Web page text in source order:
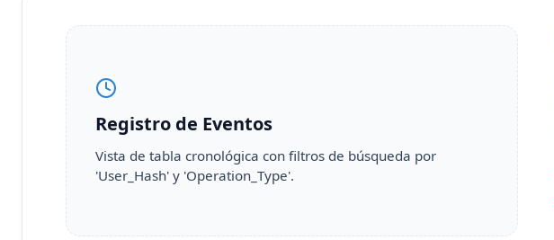
Registro de Eventos
Vista de tabla cronológica con filtros de búsqueda por
'User_Hash' y 'Operation_Type'.